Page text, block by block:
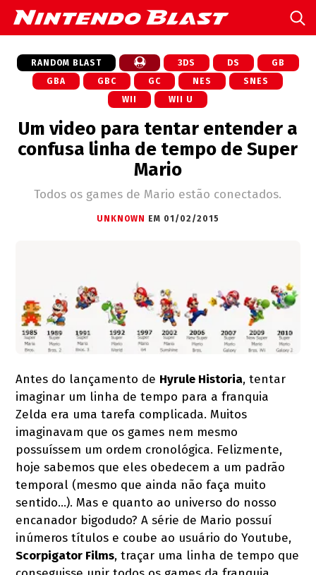
RANDOM BLAST 3DS DS
GB
GBA
GBC GC NES
SNES
WII
WII U
Um video para tentar entender a
confusa linha de tempo de Super
Mario
Todos os games de Mario estão conectados.
UNKNOWN EM 01/02/2015
Antes do lançamento de Hyrule Historia, tentar
imaginar um linha de tempo para a franquia
Zelda era uma tarefa complicada. Muitos
imaginavam que os games nem mesmo
possuíssem um ordem cronológica. Felizmente,
hoje sabemos que eles obedecem a um padrão
temporal (mesmo que ainda não faça muito
sentido...). Mas e quanto ao universo do nosso
encanador bigodudo? A série de Mario possuí
inúmeros títulos e coube ao usuário do Youtube,
Scorpigator Films, traçar uma linha de tempo que